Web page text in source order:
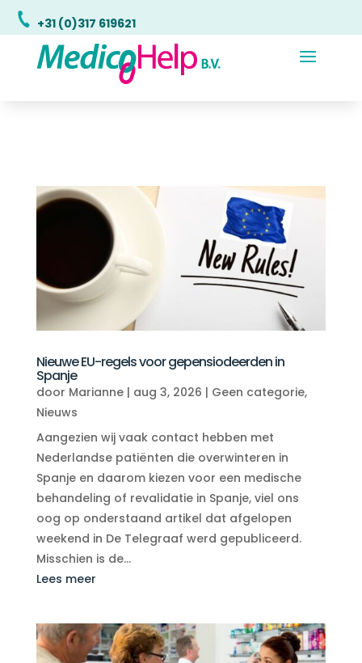
+31 (0)317 619621
Nieuwe EU-regels voor gepensiodeerden in
Spanje
door Marianne| aug 3, 2026 | Geen categorie,
Nieuws
Aangezien wij vaak contact hebben met
Nederlandse patiënten die overwinteren in
Spanje en daarom kiezen voor een medische
behandeling of revalidatie in Spanje, viel ons
oog op onderstaand artikel dat afgelopen
weekend in De Telegraaf werd gepubliceerd.
Misschien is de...
Lees meer